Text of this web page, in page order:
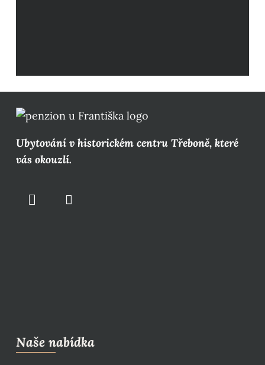
Ubytování v historickém centru Třeboně, které
vás okouzlí.
Naše nabídka